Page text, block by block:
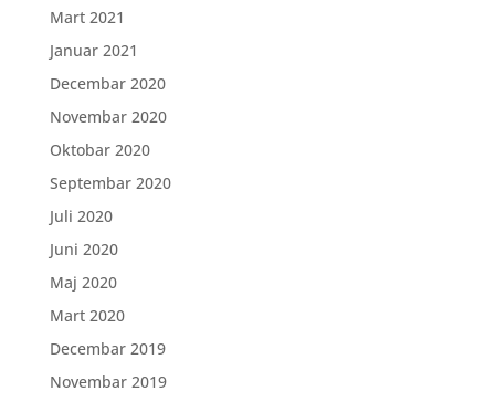
Mart 2021
Januar 2021
Decembar 2020
Novembar 2020
Oktobar 2020
Septembar 2020
Juli 2020
Juni 2020
Maj 2020
Mart 2020
Decembar 2019
Novembar 2019